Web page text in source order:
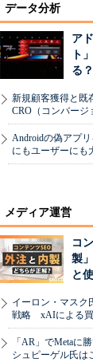
データ分析
ア
ト
る？
新規顧客獲得と既
CRO（コンバージ
Androidの偽アプ
にもユーザーにも
メディア運営
コ
製
と
イーロン・マスク
戦略 xAIによる買
「AR」でMetaに
シュピーゲル氏は